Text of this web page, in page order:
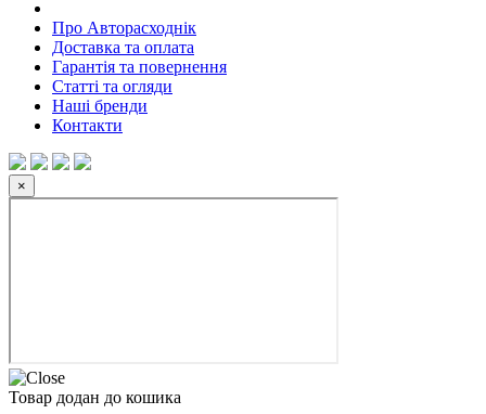
Про Авторасходнік
Доставка та оплата
Гарантія та повернення
Статті та огляди
Наші бренди
Контакти
×
Товар додан до кошика